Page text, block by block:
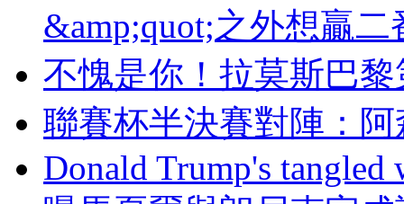
&amp;quot;之外想贏二
不愧是你！拉莫斯
聯賽杯半決賽對陣
Donald Trump's tangled